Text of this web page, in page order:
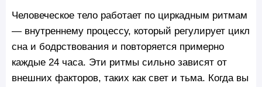
Человеческое тело работает по циркадным ритмам
— внутреннему процессу, который регулирует цикл
сна и бодрствования и повторяется примерно
каждые 24 часа. Эти ритмы сильно зависят от
внешних факторов, таких как свет и тьма. Когда вы